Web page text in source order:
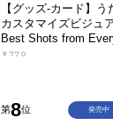
【グッズ-カード】
カスタマイズビジュ
Best Shots from
￥770
第8位 発売中